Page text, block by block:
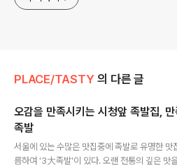
PLACE/TASTY 의 다른 글
오감을 만족시키는 시청앞 족발집,
족발
서울에 있는 수많은 맛집중에 족발로 유명한 맛
름하여 '3大족발'이 있다. 오랜 전통의 깊은 맛